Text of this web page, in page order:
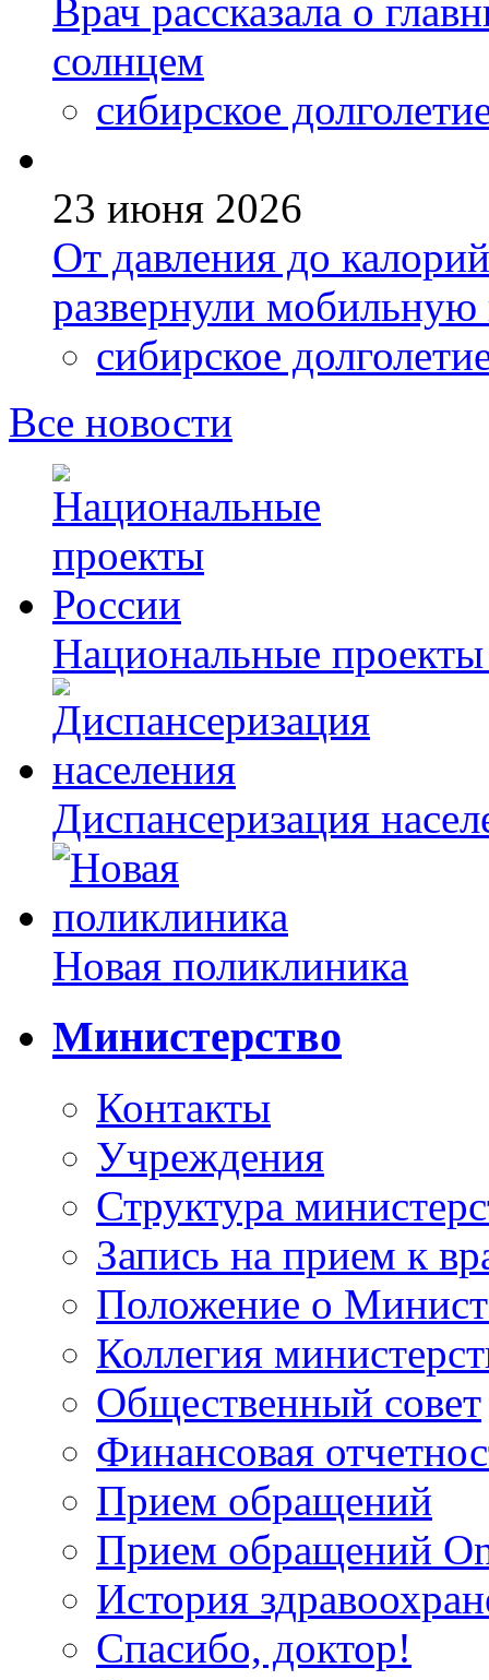
Врач рассказала о
солнцем
сибирское
23 июня 2026
От давления до
развернули
сибирское
Все новости
Национальные
Диспансеризация
Новая поликлиника
Министерство
Контакты
Учреждения
Структура
Запись на прием к
Положение о
Коллегия
Общественный совет
Финансовая
Прием обращений
Прием обращений
История
Спасибо, доктор!